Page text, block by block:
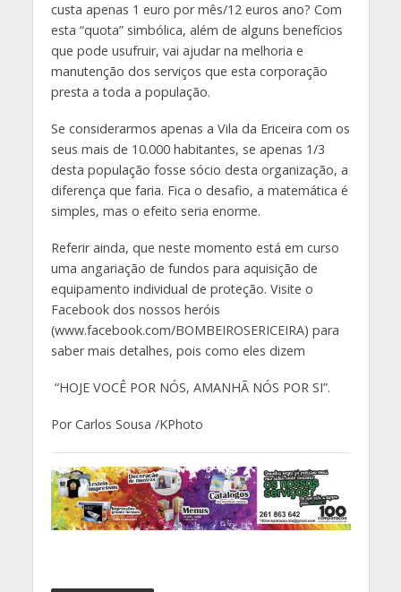
custa apenas 1 euro por mês/12 euros ano? Com
esta “quota” simbólica, além de alguns benefícios
que pode usufruir, vai ajudar na melhoria e
manutenção dos serviços que esta corporação
presta a toda a população.
Se considerarmos apenas a Vila da Ericeira com os
seus mais de 10.000 habitantes, se apenas 1/3
desta população fosse sócio desta organização, a
diferença que faria. Fica o desafio, a matemática é
simples, mas o efeito seria enorme.
Referir ainda, que neste momento está em curso
uma angariação de fundos para aquisição de
equipamento individual de proteção. Visite o
Facebook dos nossos heróis
(www.facebook.com/BOMBEIROSERICEIRA) para
saber mais detalhes, pois como eles dizem
“HOJE VOCÊ POR NÓS, AMANHÃ NÓS POR SI”.
Por Carlos Sousa /KPhoto